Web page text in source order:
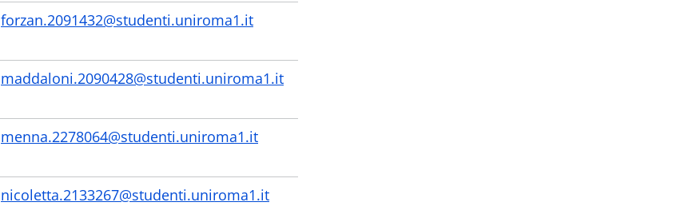
forzan.2091432@studenti.uniroma1.it
maddaloni.2090428@studenti.uniroma1.it
menna.2278064@studenti.uniroma1.it
nicoletta.2133267@studenti.uniroma1.it